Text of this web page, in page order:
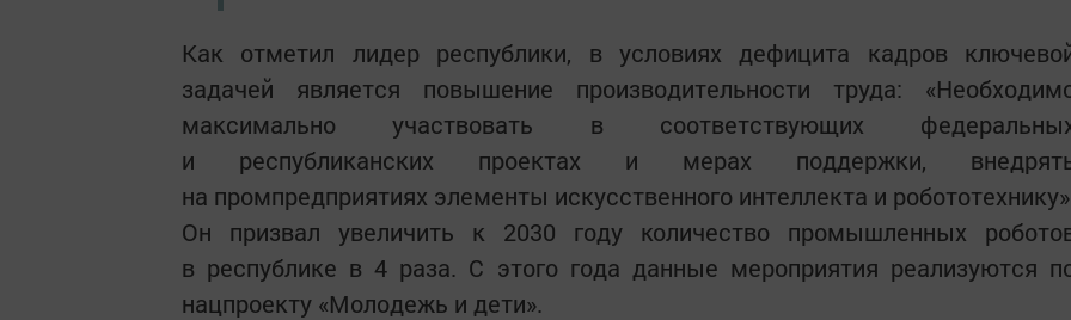
Как отметил лидер республики, в условиях дефицита кадров
задачей является повышение производительности труда:
максимально участвовать в соответствующих
и республиканских проектах и мерах поддержки,
на промпредприятиях элементы искусственного интеллекта и
Он призвал увеличить к 2030 году количество промышленных
в республике в 4 раза. С этого года данные мероприятия реализуются
нацпроекту «Молодежь и дети».